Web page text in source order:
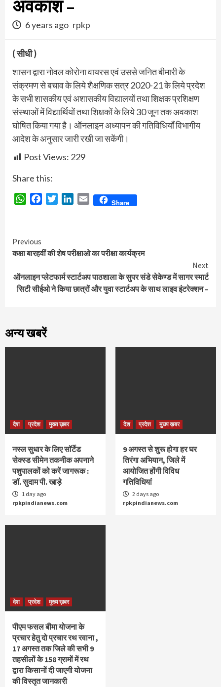
अवकाश –
6 years ago rpkp
( सीधी )
शासन द्वारा नोवल कोरोना वायरस एवं उससे जनित बीमारी के
संक्रमण से बचाव के लिये शैक्षणिक सत्र 2020-21 के लिये प्रदेश
के सभी शासकीय एवं अशासकीय विद्यालयों तथा शिक्षक प्रशिक्षण
संस्थाओं में विद्यार्थियों तथा शिक्षकों के लिये 30 जून तक अवकाश
घोषित किया गया है। ऑनलाइन अध्यापन की गतिविधियाँ विभागीय
आदेश के अनुसार जारी रखी जा सकेंगी।
Post Views: 229
Share this:
WhatsAppFacebookTwitterLinkedIn
Email Share
Continue
Reading
Previous
कक्षा बारहवीं की शेष परीक्षाओ का परीक्षा कार्यक्रम
Next
ऑनलाइन प्लेटफार्म स्टार्टअप पाठशाला के सुपर संडे सेकेण्ड में सागर स्मार्ट
सिटी सीईओ ने किया छात्रों और युवा स्टार्टअप के साथ लाइव इंटरेक्शन –
अन्य खबरें
देश प्रदेश मुख्य ख़बर
नस्ल सुधार के लिए सॉर्टेड
सेक्स्ड सीमेन तकनीक अपनाने
पशुपालकों को करें जागरूक :
डॉ. सुदाम पी. खाड़े
1 day ago
rpkpindianews.com
देश प्रदेश मुख्य ख़बर
9 अगस्‍त से शुरू होगा हर घर
तिरंगा अभियान, जिले में
आयोजित होंगी विविध
गतिविधियां
2 days ago
rpkpindianews.com
देश प्रदेश मुख्य ख़बर
पीएम फसल बीमा योजना के
प्रचार हेतु दो प्रचार रथ रवाना ,
17 अगस्त तक जिले की सभी 9
तहसीलों के 158 ग्रामों में रथ
द्वारा किसानों दी जाएगी योजना
की विस्तृत जानकारी